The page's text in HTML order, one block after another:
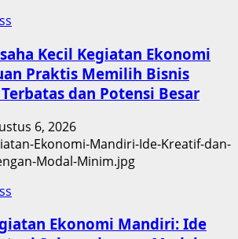
Kecil Kegiatan Ekonomi
Praktis Memilih Bisnis
dan Potensi Besar
6, 2026
Ekonomi Mandiri: Ide